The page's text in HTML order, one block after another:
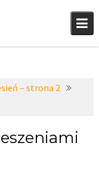
– strona 2